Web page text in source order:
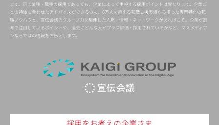
ます。同じ業種・職種の採用であっても、企業によって重視する採用ポイントは異なります。企業ご
との特徴に合わせたアドバイスができるのも、6万人を超える転職支援実績から培った専門特化の転
職ノウハウと、宣伝会議のグループ力を駆使した人脈・情報・ネットワークがあればこそ。企業が選
考で注目しているポイントや、過去にどんな人がプラス評価・採用されているかなど、マスメディア
ンならではの情報をお伝えします。